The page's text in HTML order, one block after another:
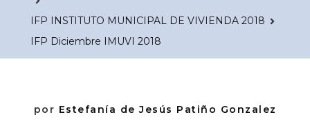
IFP INSTITUTO MUNICIPAL DE VIVIENDA 2018
IFP Diciembre IMUVI 2018
por Estefanía de Jesús Patiño Gonzalez